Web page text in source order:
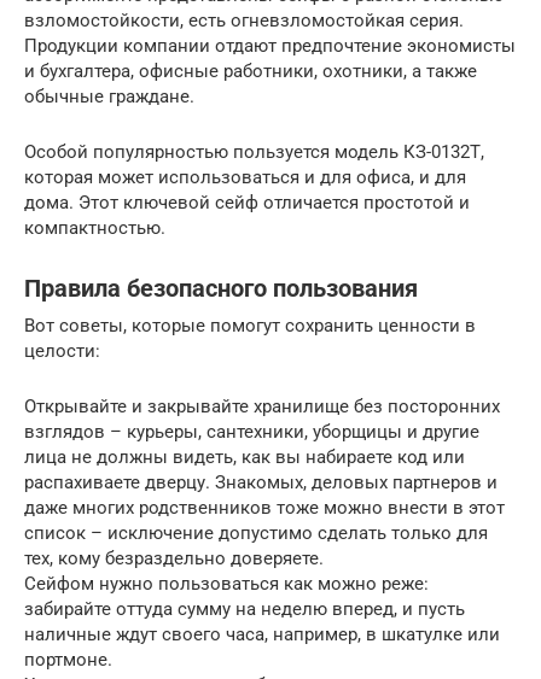
взломостойкости, есть огневзломостойкая серия.
Продукции компании отдают предпочтение экономисты
и бухгалтера, офисные работники, охотники, а также
обычные граждане.
Особой популярностью пользуется модель КЗ-0132Т,
которая может использоваться и для офиса, и для
дома. Этот ключевой сейф отличается простотой и
компактностью.
Правила безопасного пользования
Вот советы, которые помогут сохранить ценности в
целости:
Открывайте и закрывайте хранилище без посторонних
взглядов – курьеры, сантехники, уборщицы и другие
лица не должны видеть, как вы набираете код или
распахиваете дверцу. Знакомых, деловых партнеров и
даже многих родственников тоже можно внести в этот
список – исключение допустимо сделать только для
тех, кому безраздельно доверяете.
Сейфом нужно пользоваться как можно реже:
забирайте оттуда сумму на неделю вперед, и пусть
наличные ждут своего часа, например, в шкатулке или
портмоне.